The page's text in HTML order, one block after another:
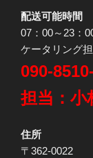
配送可能時間
07：00～23：
ケータリング
090-
担当：小
住所
〒362-0022